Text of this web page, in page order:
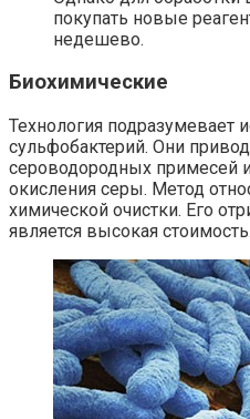
покупать новые
недешево.
Биохимические
Технология подразумевает
сульфобактерий. Они
сероводородных примесей
окисления серы. Метод
химической очистки. Его
является высокая стоимость.